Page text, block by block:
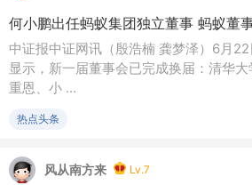
何小鹏出任蚂蚁集团独立董事 蚂蚁董
中证报中证网讯（殷浩楠 龚梦泽）6月
显示，新一届董事会已完成换届：清华
重恩、小 ...
热点头条
风从南方来 Lv.7